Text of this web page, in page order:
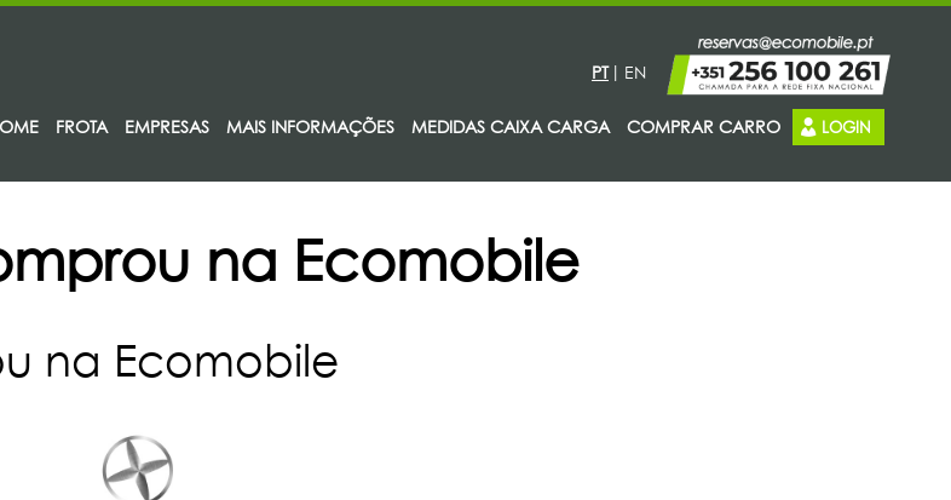
FROTA EMPRESAS MAIS INFORMAÇÕES MEDIDAS CAIXA CARGA COMPRAR CARRO LOGIN
PT EN
na Ecomobile
na Ecomobile